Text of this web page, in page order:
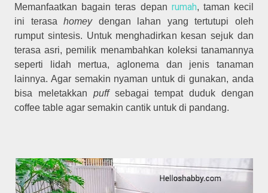
Memanfaatkan bagain teras depan rumah, taman kecil
ini terasahomey dengan lahan yang tertutupi oleh
rumput sintesis. Untuk menghadirkan kesan sejuk dan
terasa asri, pemilik menambahkan koleksi tanamannya
seperti lidah mertua, aglonema dan jenis tanaman
lainnya. Agar semakin nyaman untuk di gunakan, anda
bisa meletakkan puff sebagai tempat duduk dengan
coffee table agar semakin cantik untuk di pandang.